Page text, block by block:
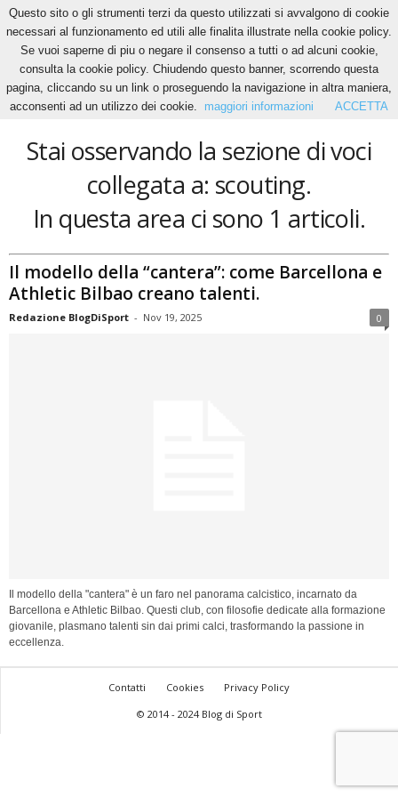
Home Tags Scouting
scouting
Stai osservando la sezione di voci
collegata a: scouting.
In questa area ci sono 1 articoli.
Il modello della “cantera”: come Barcellona e
Athletic Bilbao creano talenti.
Redazione BlogDiSport - Nov 19, 2025 0
Il modello della "cantera" è un faro nel panorama calcistico, incarnato da
Barcellona e Athletic Bilbao. Questi club, con filosofie dedicate alla formazione
giovanile, plasmano talenti sin dai primi calci, trasformando la passione in
eccellenza.
Contatti Cookies
Privacy Policy
© 2014 - 2024 Blog di Sport
Questo sito o gli strumenti terzi da questo utilizzati si avvalgono di cookie
necessari al funzionamento ed utili alle finalita illustrate nella cookie policy.
Se vuoi saperne di piu o negare il consenso a tutti o ad alcuni cookie,
consulta la cookie policy. Chiudendo questo banner, scorrendo questa
pagina, cliccando su un link o proseguendo la navigazione in altra maniera,
acconsenti ad un utilizzo dei cookie.
maggiori informazioni ACCETTA